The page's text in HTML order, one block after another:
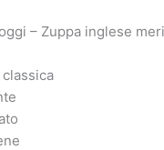
– Zuppa inglese